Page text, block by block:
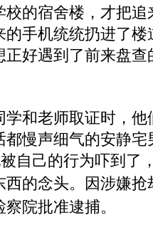
校的宿舍楼，才把
手机统统扔进了
好遇到了前来盘查
和老师取证时，他
慢声细气的安静
自己的行为吓到了
的念头。
因涉嫌
院批准逮捕。